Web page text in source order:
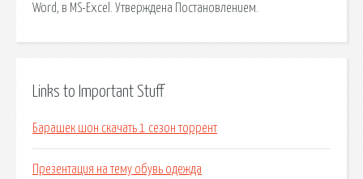
Word, в MS-Excel. Утверждена Постановлением.
Links to Important Stuff
Барашек шон скачать 1 сезон торрент
Презентация на тему обувь одежда